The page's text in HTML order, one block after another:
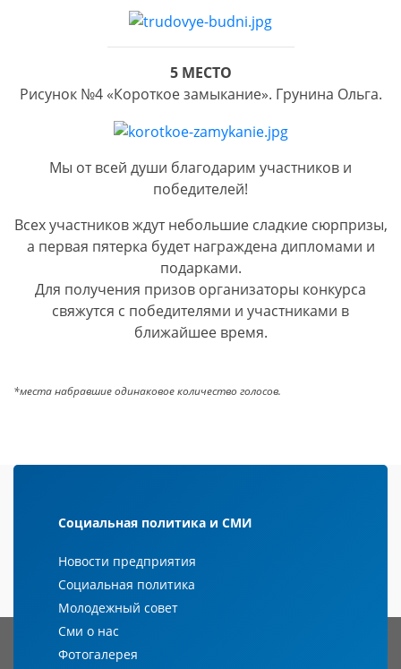
5 МЕСТО
Рисунок №4 «Короткое замыкание». Грунина Ольга.
Мы от всей души благодарим участников и
победителей!
Всех участников ждут небольшие сладкие сюрпризы,
а первая пятерка будет награждена дипломами и
подарками.
Для получения призов организаторы конкурса
свяжутся с победителями и участниками в
ближайшее время.
*места набравшие одинаковое количество голосов.
Социальная политика и СМИ
Новости предприятия
Социальная политика
Молодежный совет
Сми о нас
Фотогалерея